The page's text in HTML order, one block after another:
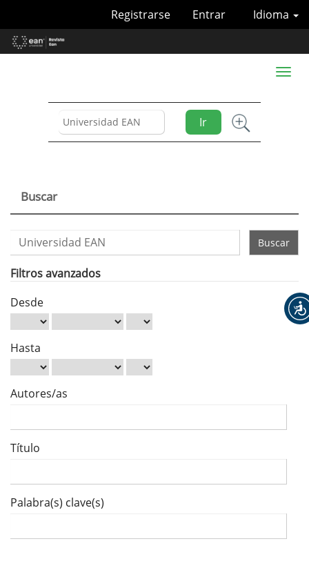
Contenido
principal
Idioma
Registrarse Entrar
Ir
Toggle
Buscar
Buscar
artículos
por
Filtros avanzados
Desde
Hasta
Autores/as
Título
Palabra(s) clave(s)